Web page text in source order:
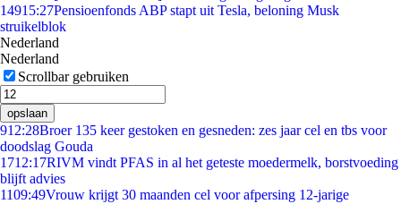
14915:27Pensioenfonds ABP stapt uit Tesla, beloning Musk
struikelblok
Nederland
Nederland
Scrollbar gebruiken
opslaan
912:28Broer 135 keer gestoken en gesneden: zes jaar cel en tbs voor
doodslag Gouda
1712:17RIVM vindt PFAS in al het geteste moedermelk, borstvoeding
blijft advies
1109:49Vrouw krijgt 30 maanden cel voor afpersing 12-jarige